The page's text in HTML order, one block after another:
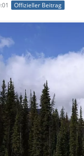
Offizieller Beitrag